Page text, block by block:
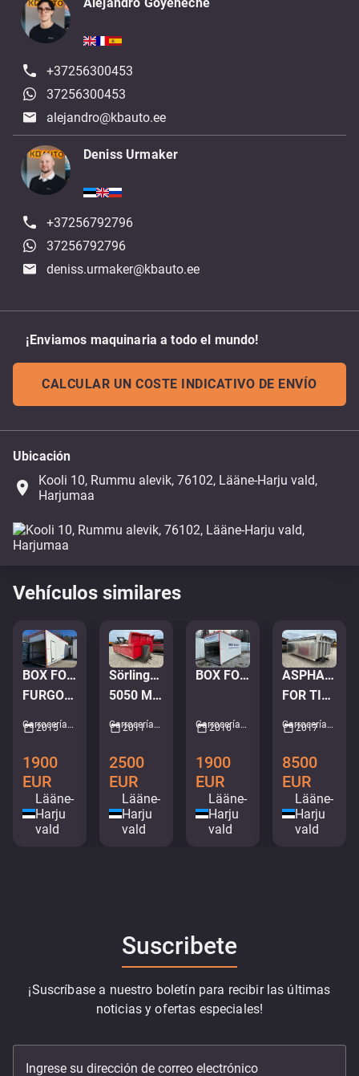
Alejandro Goyeneche
+37256300453
37256300453
alejandro@kbauto.ee
Deniss Urmaker
+37256792796
37256792796
deniss.urmaker@kbauto.ee
¡Enviamos maquinaria a todo el mundo!
CALCULAR UN COSTE INDICATIVO DE ENVÍO
Ubicación
place
Kooli 10, Rummu alevik, 76102, Lääne-Harju vald,
Harjumaa
Vehículos similares
BOX FOR TRUCK
FURGOON 8000x2600x3200 MM
Carrocerías de camiones - Caja • M819-0953
2015
1900
EUR
Lääne-
Harju
vald
Sörling-Ilsbo TIPPER TRUCK BODY
5050 MM
Carrocerías de camiones - Volquete • M034-3846
2011
2500
EUR
Lääne-
Harju
vald
BOX FOR TRUCK
Carrocerías de camiones - Caja • M977-1998
2016
1900
EUR
Lääne-
Harju
vald
ASPHALT THERMO CONTAINER
FOR TIPPER TRUCK
Carrocerías de camiones - Volquete • M277-7853
2017
8500
EUR
Lääne-
Harju
vald
Suscribete
¡Suscríbase a nuestro boletín para recibir las últimas
noticias y ofertas especiales!
Ingrese su dirección de correo electrónico